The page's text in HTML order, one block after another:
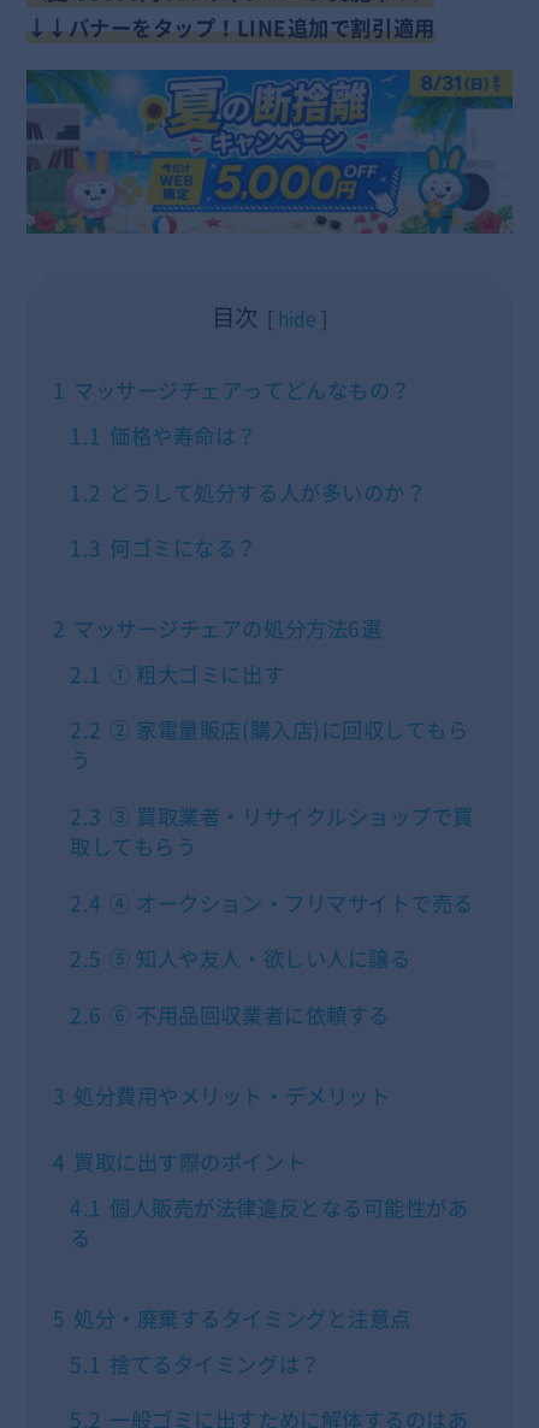
↓↓バナーをタップ！LINE追加で割引適用
目次 hide
1 マッサージチェアってどんなもの？
1.1 価格や寿命は？
1.2 どうして処分する人が多いのか？
1.3 何ゴミになる？
2 マッサージチェアの処分方法6選
2.1 ① 粗大ゴミに出す
2.2 ② 家電量販店(購入店)に回収してもら
う
2.3 ③ 買取業者・リサイクルショップで買
取してもらう
2.4 ④ オークション・フリマサイトで売る
2.5 ⑤ 知人や友人・欲しい人に譲る
2.6 ⑥ 不用品回収業者に依頼する
3 処分費用やメリット・デメリット
4 買取に出す際のポイント
4.1 個人販売が法律違反となる可能性があ
る
5 処分・廃棄するタイミングと注意点
5.1 捨てるタイミングは？
5.2 一般ゴミに出すために解体するのはあ